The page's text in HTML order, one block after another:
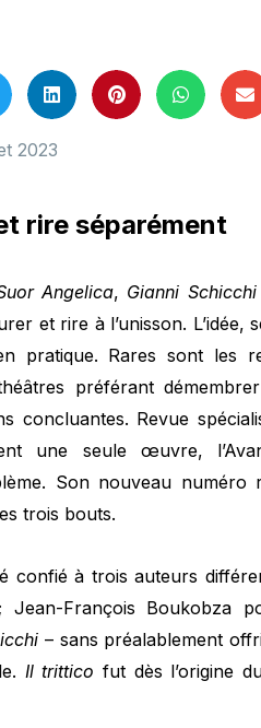
2023
rire séparément
Angelica, Gianni Schicchi
et rire à l’unisson. L’idée,
pratique. Rares sont les
préférant
concluantes. Revue
une seule œuvre,
Son nouveau
trois bouts.
confié à trois auteurs
Jean-François Boukobza
– sans préalablement
Il trittico fut dès l’origine